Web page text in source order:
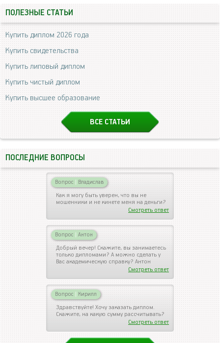
ПОЛЕЗНЫЕ СТАТЬИ
Купить диплом 2026 года
Купить свидетельства
Купить липовый диплом
Купить чистый диплом
Купить высшее образование
ВСЕ СТАТЬИ
ПОСЛЕДНИЕ ВОПРОСЫ
Вопрос | Владислав
Как я могу быть уверен, что вы не
мошенники и не кинете меня на деньги?
Смотреть ответ
Вопрос | Антон
Добрый вечер! Скажите, вы занимаетесь
только дипломами? А можно сделать у
Вас академическую справку? Антон
Смотреть ответ
Вопрос | Кирилл
Здравствуйте! Хочу заказать диплом.
Скажите, на какую сумму рассчитывать?
Смотреть ответ